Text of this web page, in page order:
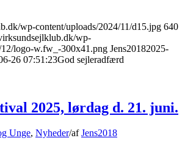
wp-content/uploads/2024/11/d15.jpg 640
wp-
logo-w.fw_-300x41.png Jens20182025-
26 07:51:23God sejleradfærd
2025, lørdag d. 21. juni.
Unge, Nyheder/afJens2018